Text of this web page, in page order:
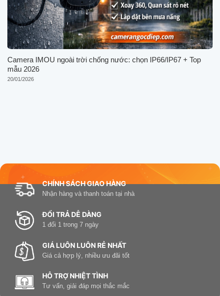
Camera IMOU ngoài trời chống nước: chọn IP66/IP67 + Top
mẫu 2026
20/01/2026
CHÍNH SÁCH GIAO HÀNG
Nhận hàng và thanh toán tại nhà
ĐỔI TRẢ DỄ DÀNG
1 đổi 1 trong 7 ngày
GIÁ LUÔN LUÔN RẺ NHẤT
Giá cả hợp lý, nhiều ưu đãi tốt
HỖ TRỢ NHIỆT TÌNH
Tư vấn, giải đáp mọi thắc mắc